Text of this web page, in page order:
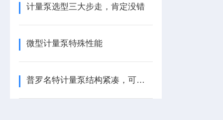
计量泵选型三大步走，肯定没错
微型计量泵特殊性能
普罗名特计量泵结构紧凑，可靠耐用